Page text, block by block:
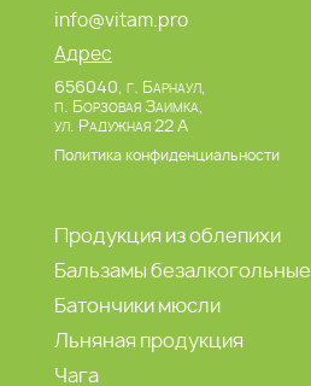
info@vitam.pro
Адрес
656040, г. Барнаул,
п. Борзовая Заимка,
ул. Радужная 22 А
Политика конфиденциальности
Продукция из облепихи
Бальзамы безалкогольные
Батончики мюсли
Льняная продукция
Чага